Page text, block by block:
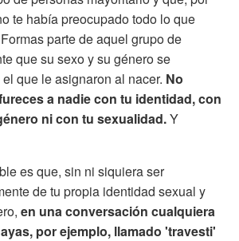
te había preocupado todo lo que
parte de aquel grupo de
que su sexo y su género se
que le asignaron al nacer. No
a nadie con tu identidad, con
ni con tu sexualidad.Y
es que, sin ni siquiera ser
de tu propia identidad sexual y
en una conversación cualquiera
por ejemplo, llamado 'travesti'